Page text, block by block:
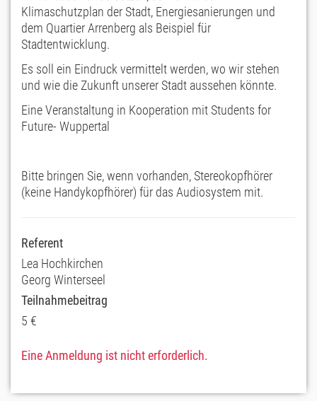
Klimaschutzplan der Stadt, Energiesanierungen und
dem Quartier Arrenberg als Beispiel für
Stadtentwicklung.
Es soll ein Eindruck vermittelt werden, wo wir stehen
und wie die Zukunft unserer Stadt aussehen könnte.
Eine Veranstaltung in Kooperation mit Students for
Future- Wuppertal
Bitte bringen Sie, wenn vorhanden, Stereokopfhörer
(keine Handykopfhörer) für das Audiosystem mit.
Referent
Lea Hochkirchen
Georg Winterseel
Teilnahmebeitrag
5 €
Eine Anmeldung ist nicht erforderlich.